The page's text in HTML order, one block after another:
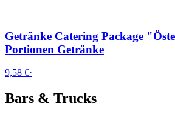
Getränke Catering Package
Portionen Getränke
9,58 €·
Bars & Trucks